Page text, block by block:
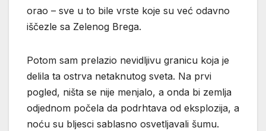
orao – sve u to bile vrste koje su već odavno
iščezle sa Zelenog Brega.
Potom sam prelazio nevidljivu granicu koja je
delila ta ostrva netaknutog sveta. Na prvi
pogled, ništa se nije menjalo, a onda bi zemlja
odjednom počela da podrhtava od eksplozija, a
noću su bljesci sablasno osvetljavali šumu.